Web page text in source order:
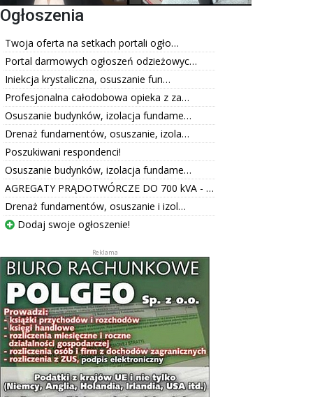
Ogłoszenia
Twoja oferta na setkach portali ogło…
Portal darmowych ogłoszeń odzieżowyc…
Iniekcja krystaliczna, osuszanie fun…
Profesjonalna całodobowa opieka z za…
Osuszanie budynków, izolacja fundame…
Drenaż fundamentów, osuszanie, izola…
Poszukiwani respondenci!
Osuszanie budynków, izolacja fundame…
AGREGATY PRĄDOTWÓRCZE DO 700 kVA - …
Drenaż fundamentów, osuszanie i izol…
Dodaj swoje ogłoszenie!